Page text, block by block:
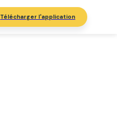
Télécharger l'application